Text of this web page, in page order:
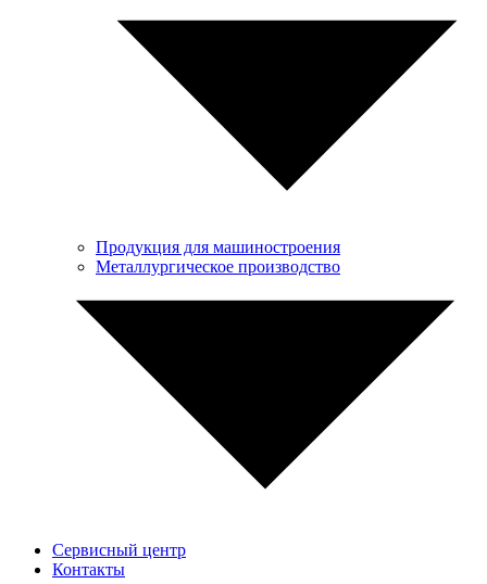
Продукция для машиностроения
Металлургическое производство
Сервисный центр
Контакты